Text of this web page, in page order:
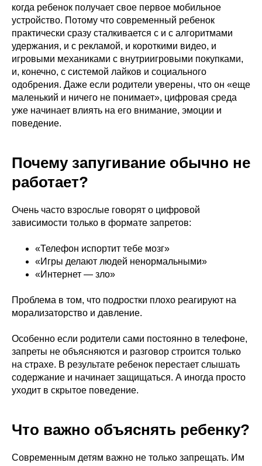
когда ребенок получает свое первое мобильное
устройство. Потому что современный ребенок
практически сразу сталкивается с и с алгоритмами
удержания, и с рекламой, и короткими видео, и
игровыми механиками с внутриигровыми покупками,
и, конечно, с системой лайков и социального
одобрения. Даже если родители уверены, что он «еще
маленький и ничего не понимает», цифровая среда
уже начинает влиять на его внимание, эмоции и
поведение.
Почему запугивание обычно не
работает?
Очень часто взрослые говорят о цифровой
зависимости только в формате запретов:
«Телефон испортит тебе мозг»
«Игры делают людей ненормальными»
«Интернет — зло»
Проблема в том, что подростки плохо реагируют на
морализаторство и давление.
Особенно если родители сами постоянно в телефоне,
запреты не объясняются и разговор строится только
на страхе. В результате ребенок перестает слышать
содержание и начинает защищаться. А иногда просто
уходит в скрытое поведение.
Что важно объяснять ребенку?
Современным детям важно не только запрещать. Им